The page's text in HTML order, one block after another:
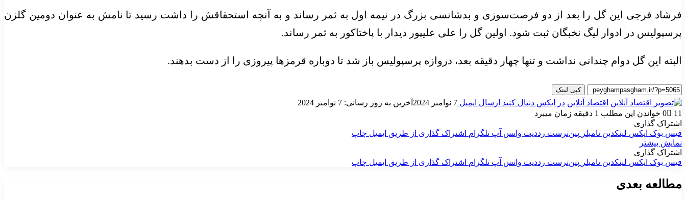
فرشاد فرجی این گل را بعد از دو فرصت‌سوزی و بدشانسی بزرگ در نیمه اول به ثمر رساند و به آنچه استحقاقش را داشت رسید تا نامش به عنوان دومین گلزن
پرسپولیس در ادوار لیگ نخبگان ثبت شود. اولین گل را علی علیپور دیدار با پاختاکور به ثمر رساند.
البته این گل دوام چندانی نداشت و تنها چهار دقیقه بعد، دروازه پرسپولیس باز شد تا دوباره قرمزها پیروزی را از دست بدهند.
کپی لینک
اقتصاد آنلاین در ایکس دنبال کنید ارسال ایمیل 7 نوامبر 2024
آخرین به روز رسانی: 7 نوامبر 2024
0
11
خواندن این مطلب 1 دقیقه زمان میبرد
اشتراک گذاری
فیس بوک ایکس لینکدین ‫تامبلر ‫پین‌ترست ‫رددیت واتس آپ تلگرام اشتراک گذاری از طریق ایمیل چاپ
نمایش بیشتر
اشتراک گذاری
فیس بوک ایکس لینکدین ‫تامبلر ‫پین‌ترست ‫رددیت واتس آپ تلگرام اشتراک گذاری از طریق ایمیل چاپ
مطالعه بعدی